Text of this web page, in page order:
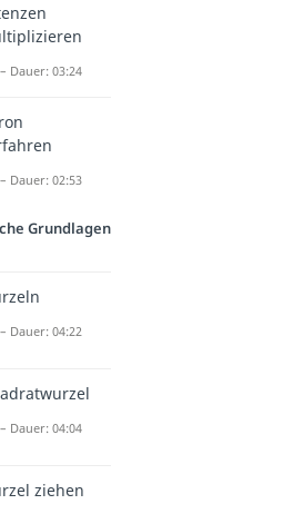
Dauer: 03:24
Dauer: 02:53
Grundlagen
Dauer: 04:22
Dauer: 04:04
ziehen